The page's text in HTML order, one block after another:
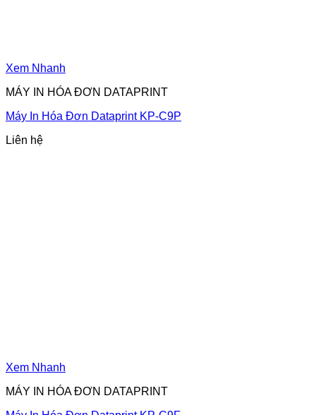
Xem Nhanh
MÁY IN HÓA ĐƠN DATAPRINT
Máy In Hóa Đơn Dataprint KP-C9P
Liên hệ
Xem Nhanh
MÁY IN HÓA ĐƠN DATAPRINT